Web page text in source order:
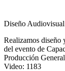
Diseño Audiovisual
Realizamos diseño
del evento de
Producción
Video: 1183